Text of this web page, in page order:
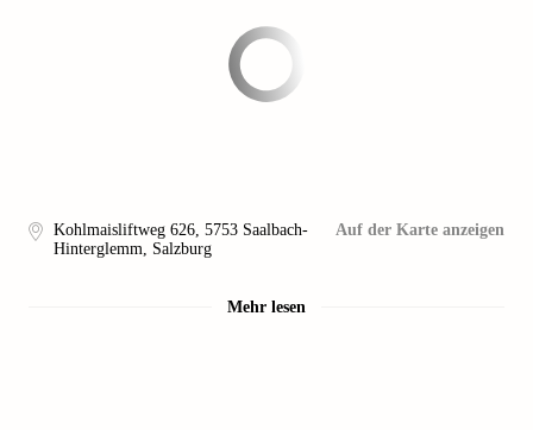
Kohlmaisliftweg 626, 5753 Saalbach-
Hinterglemm, Salzburg
Auf der Karte anzeigen
Mehr lesen